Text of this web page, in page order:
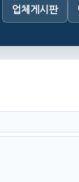
업체게시판